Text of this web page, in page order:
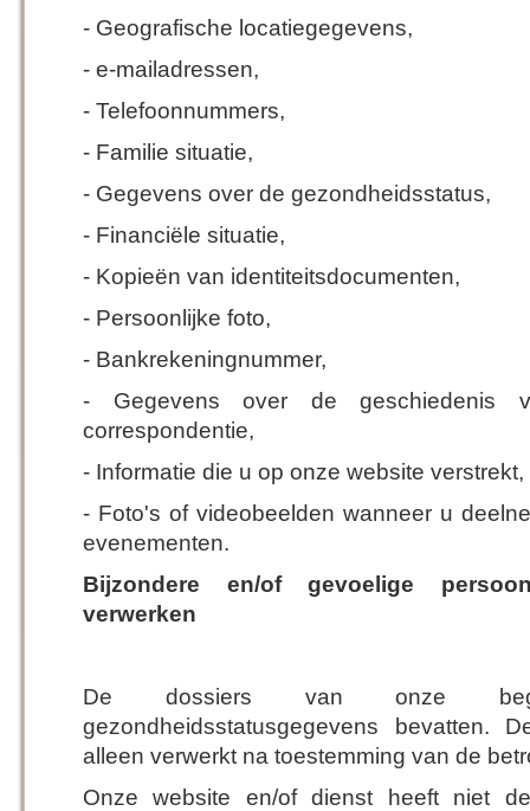
- Geografische locatiegegevens,
- e-mailadressen,
- Telefoonnummers,
- Familie situatie,
- Gegevens over de gezondheidsstatus,
- Financiële situatie,
- Kopieën van identiteitsdocumenten,
- Persoonlijke foto,
- Bankrekeningnummer,
- Gegevens over de geschiedenis
correspondentie,
- Informatie die u op onze website verstrekt,
- Foto's of videobeelden wanneer u
evenementen.
Bijzondere en/of gevoelige
verwerken
De dossiers van onze
gezondheidsstatusgegevens bevatten.
alleen verwerkt na toestemming van de
Onze website en/of dienst heeft niet